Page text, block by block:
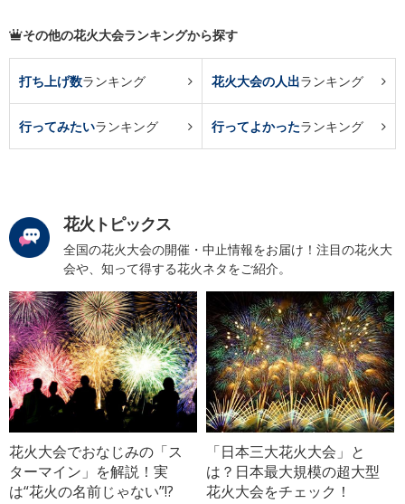
その他の花火大会ランキングから探す
打ち上げ数ランキング 花火大会の人出ランキング
行ってみたいランキング 行ってよかったランキング
花火トピックス
全国の花火大会の開催・中止情報をお届け！注目の花火大
会や、知って得する花火ネタをご紹介。
花火大会でおなじみの「ス
ターマイン」を解説！実
は“花火の名前じゃない”!?
「日本三大花火大会」と
は？日本最大規模の超大型
花火大会をチェック！